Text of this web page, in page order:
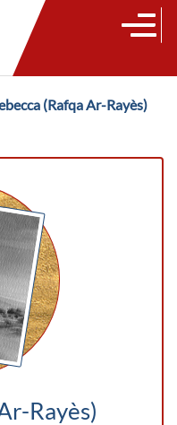
(Rafqa Ar-Rayès)
Rayès)